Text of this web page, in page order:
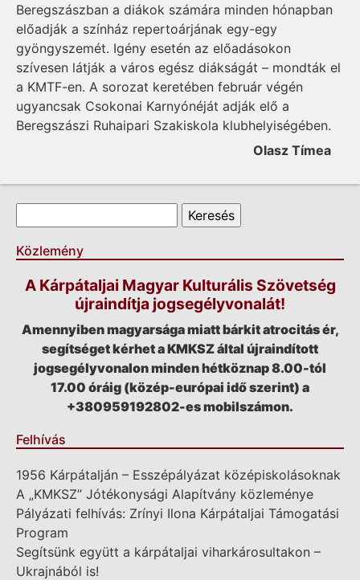
Beregszászban a diákok számára minden hónapban
előadják a színház repertoárjának egy-egy
gyöngyszemét. Igény esetén az előadásokon
szívesen látják a város egész diákságát – mondták el
a KMTF-en. A sorozat keretében február végén
ugyancsak Csokonai Karnyónéját adják elő a
Beregszászi Ruhaipari Szakiskola klubhelyiségében.
Olasz Tímea
Keresés űrlap
Keresés
Közlemény
A Kárpátaljai Magyar Kulturális Szövetség
újraindítja jogsegélyvonalát!
Amennyiben magyarsága miatt bárkit atrocitás ér,
segítséget kérhet a KMKSZ által újraindított
jogsegélyvonalon minden hétköznap 8.00-tól
17.00 óráig (közép-európai idő szerint) a
+380959192802-es mobilszámon.
Felhívás
1956 Kárpátalján – Esszépályázat középiskolásoknak
A „KMKSZ” Jótékonysági Alapítvány közleménye
Pályázati felhívás: Zrínyi Ilona Kárpátaljai Támogatási
Program
Segítsünk együtt a kárpátaljai viharkárosultakon –
Ukrajnából is!